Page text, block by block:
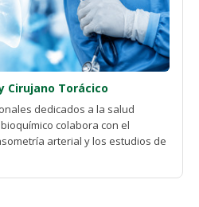
Cirujano Torácico
dedicados a la salud
colabora con el
arterial y los estudios de